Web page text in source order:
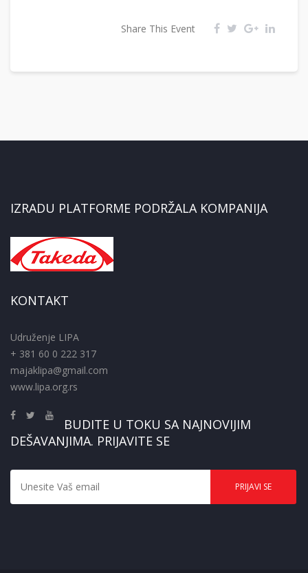
Share This Event
IZRADU PLATFORME PODRŽALA KOMPANIJA
KONTAKT
Udruženje LIPA
+ 381 60 0 222 317
majaklipa@gmail.com
www.lipa.org.rs
BUDITE U TOKU SA NAJNOVIJIM
DEŠAVANJIMA. PRIJAVITE SE